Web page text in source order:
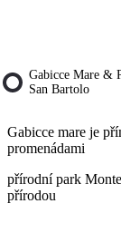
Gabicce Mare &
San Bartolo
Gabicce mare je
promenádami
přírodní park
přírodou